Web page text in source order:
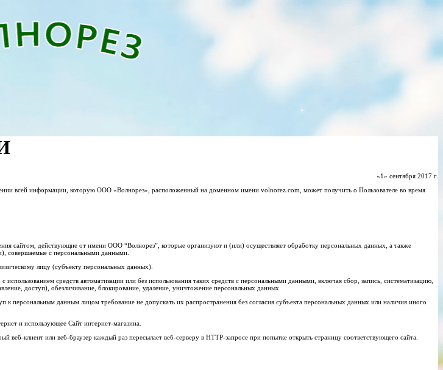
«1» сентября 2017 г.
всей информации, которую ООО «Волнорез», расположенный на доменном имени volnorez.com, может получить о Пользователе во время
сайтом, действующие от имени ООО “Волнорез”, которые организуют и (или) осуществляет обработку персональных данных, а также
совершаемые с персональными данными.
лицу (субъекту персональных данных).
средств автоматизации или без использования таких средств с персональными данными, включая сбор, запись, систематизацию,
доступ), обезличивание, блокирование, удаление, уничтожение персональных данных.
данным лицом требование не допускать их распространения без согласия субъекта персональных данных или наличия иного
и использующее Сайт интернет-магазина.
клиент или веб-браузер каждый раз пересылает веб-серверу в HTTP-запросе при попытке открыть страницу соответствующего сайта.